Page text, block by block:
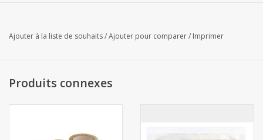
A300, Zebra DA402, Zebra GK420D, Zebra ZT220, Zebra (T)LP
ZT230, Zebra (T)LP 2844, Toshiba B-EV4D, Toshiba B-EV4T,
Ajouter à la liste de souhaits/Ajouter pour comparer/ Imprimer
Produits connexes